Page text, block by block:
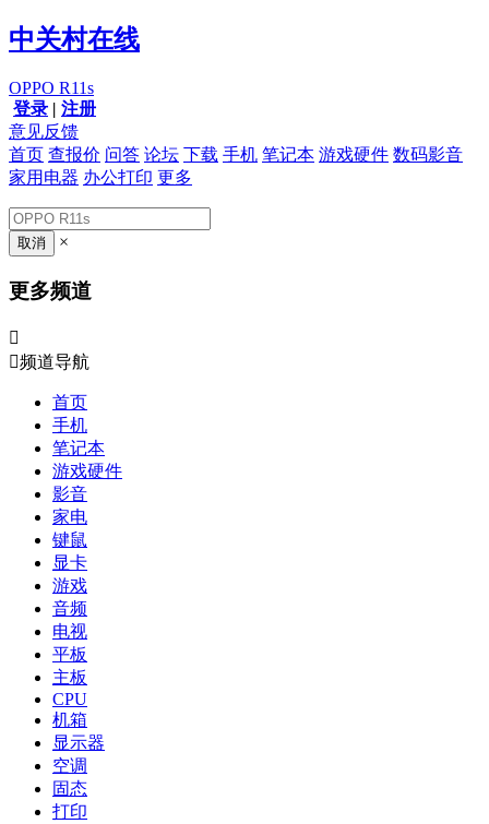
中关村在线
OPPO R11s
登录 | 注册
意见反馈
首页 查报价 问答 论坛 下载 手机 笔记本 游戏硬件 数码影音
家用电器 办公打印 更多
×
更多频道

频道导航
首页
手机
笔记本
游戏硬件
影音
家电
键鼠
显卡
游戏
音频
电视
平板
主板
CPU
机箱
显示器
空调
固态
打印